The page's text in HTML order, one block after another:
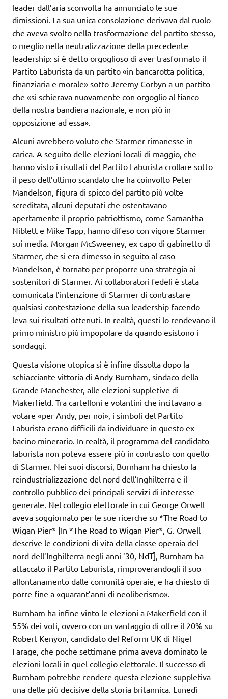
leader dall’aria sconvolta ha annunciato le sue
dimissioni. La sua unica consolazione derivava dal ruolo
che aveva svolto nella trasformazione del partito stesso,
o meglio nella neutralizzazione della precedente
leadership: si è detto orgoglioso di aver trasformato il
Partito Laburista da un partito «in bancarotta politica,
finanziaria e morale» sotto Jeremy Corbyn a un partito
che «si schierava nuovamente con orgoglio al fianco
della nostra bandiera nazionale, e non più in
opposizione ad essa».
Alcuni avrebbero voluto che Starmer rimanesse in
carica. A seguito delle elezioni locali di maggio, che
hanno visto i risultati del Partito Laburista crollare sotto
il peso dell’ultimo scandalo che ha coinvolto Peter
Mandelson, figura di spicco del partito più volte
screditata, alcuni deputati che ostentavano
apertamente il proprio patriottismo, come Samantha
Niblett e Mike Tapp, hanno difeso con vigore Starmer
sui media. Morgan McSweeney, ex capo di gabinetto di
Starmer, che si era dimesso in seguito al caso
Mandelson, è tornato per proporre una strategia ai
sostenitori di Starmer. Ai collaboratori fedeli è stata
comunicata l’intenzione di Starmer di contrastare
qualsiasi contestazione della sua leadership facendo
leva sui risultati ottenuti. In realtà, questi lo rendevano il
primo ministro più impopolare da quando esistono i
sondaggi.
Questa visione utopica si è infine dissolta dopo la
schiacciante vittoria di Andy Burnham, sindaco della
Grande Manchester, alle elezioni suppletive di
Makerfield. Tra cartelloni e volantini che incitavano a
votare «per Andy, per noi», i simboli del Partito
Laburista erano difficili da individuare in questo ex
bacino minerario. In realtà, il programma del candidato
laburista non poteva essere più in contrasto con quello
di Starmer. Nei suoi discorsi, Burnham ha chiesto la
reindustrializzazione del nord dell’Inghilterra e il
controllo pubblico dei principali servizi di interesse
generale. Nel collegio elettorale in cui George Orwell
aveva soggiornato per le sue ricerche su *The Road to
Wigan Pier* [In *The Road to Wigan Pier*, G. Orwell
descrive le condizioni di vita della classe operaia del
nord dell’Inghilterra negli anni ’30, NdT], Burnham ha
attaccato il Partito Laburista, rimproverandogli il suo
allontanamento dalle comunità operaie, e ha chiesto di
porre fine a «quarant’anni di neoliberismo».
Burnham ha infine vinto le elezioni a Makerfield con il
55% dei voti, ovvero con un vantaggio di oltre il 20% su
Robert Kenyon, candidato del Reform UK di Nigel
Farage, che poche settimane prima aveva dominato le
elezioni locali in quel collegio elettorale. Il successo di
Burnham potrebbe rendere questa elezione suppletiva
una delle più decisive della storia britannica. Lunedì